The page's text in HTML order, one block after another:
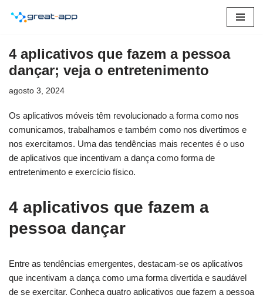
o
conteúdo
4 aplicativos que fazem a pessoa
dançar; veja o entretenimento
agosto 3, 2024
Os aplicativos móveis têm revolucionado a forma como nos
comunicamos, trabalhamos e também como nos divertimos e
nos exercitamos. Uma das tendências mais recentes é o uso
de aplicativos que incentivam a dança como forma de
entretenimento e exercício físico.
4 aplicativos que fazem a
pessoa dançar
Entre as tendências emergentes, destacam-se os aplicativos
que incentivam a dança como uma forma divertida e saudável
de se exercitar. Conheça quatro aplicativos que fazem a pessoa